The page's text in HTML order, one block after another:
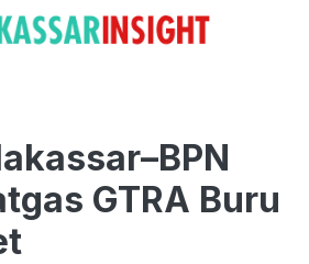
GTRA Buru